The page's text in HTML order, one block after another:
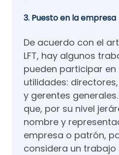
3. Puesto en la empresa
De acuerdo con el
LFT, hay algunos
pueden participar
utilidades:
y gerentes
que, por su nivel
nombre y
empresa o patrón,
considera un trabajo